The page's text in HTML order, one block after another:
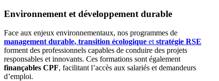
Environnement et développement durable
Face aux enjeux environnementaux, nos programmes de
management durable, transition écologique et stratégie RSE
forment des professionnels capables de conduire des projets
responsables et innovants. Ces formations sont également
finançables CPF, facilitant l’accès aux salariés et demandeurs
d’emploi.